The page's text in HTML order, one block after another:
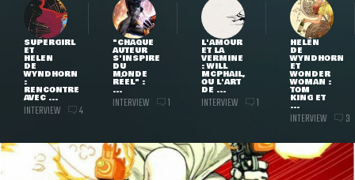
SUPERGIRL
ET
HELEN
DE
WYNDHORN
:
RENCONTRE
AVEC ...
INTERVIEW 4
"CHAQUE
AUTEUR
S'INSPIRE
DU
MONDE
RÉEL" :
...
INTERVIEW 1
L'AMOUR
ET LA
VERMINE
: WILL
MCPHAIL,
OU L'ART
DE ...
INTERVIEW 1
HELEN
DE
WYNDHORN
ET
WONDER
WOMAN :
TOM
KING ET
...
INTERVIEW 3